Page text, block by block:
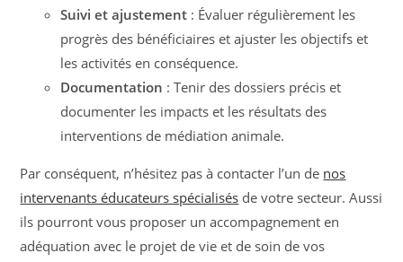
Suivi et ajustement : Évaluer régulièrement les
progrès des bénéficiaires et ajuster les objectifs et
les activités en conséquence.
Documentation : Tenir des dossiers précis et
documenter les impacts et les résultats des
interventions de médiation animale.
Par conséquent, n’hésitez pas à contacter l’un de nos
intervenants éducateurs spécialisés de votre secteur. Aussi
ils pourront vous proposer un accompagnement en
adéquation avec le projet de vie et de soin de vos